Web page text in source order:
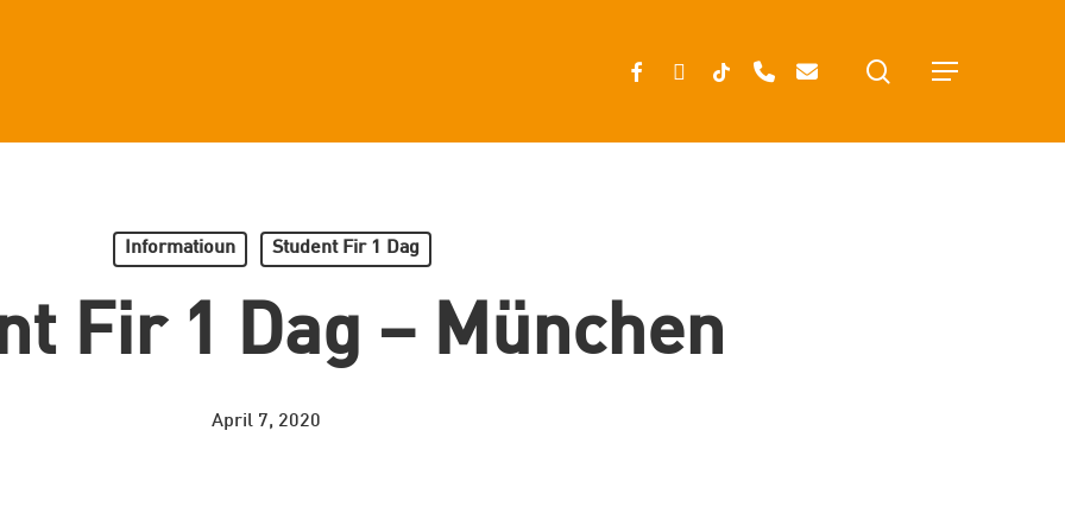
Menu
search
FACEBOOK
INSTAGRAM
TIKTOKPHONEEMAIL
Informatioun Student Fir 1 Dag
Fir 1 Dag – München
April 7, 2020